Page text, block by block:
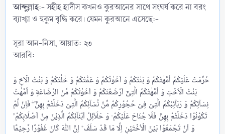
আব্দুল্লাহ:- সহীহ হাদীস কখনও কুরআনের সাথে সংঘর্ষ করে না বরং
ব্যাখ্যা ও হুকুম বৃদ্ধি করে। যেমন কুরআনে এসেছে:-
‎সূরা আন-নিসা, আয়াত: ২৩
‎আরবি:
بَنٰتُ الۡاُخۡتِ وَ اُمَّهٰتُكُمُ الّٰتِیۡۤ اَرۡضَعۡنَكُمۡ وَ اَخَوٰتُكُمۡ مِّنَ الرَّضَاعَةِ وَ اُمَّهٰتُ
نِسَآئِكُمۡ وَ رَبَآئِبُكُمُ الّٰتِیۡ فِیۡ حُجُوۡرِكُمۡ مِّنۡ نِّسَآئِكُمُ الّٰتِیۡ دَخَلۡتُمۡ بِهِنَّ ۖ فَاِنۡ لَّمۡ
تَكُوۡنُوۡا دَخَلۡتُمۡ بِهِنَّ فَلَا جُنَاحَ عَلَیۡكُمۡ ۫ وَ حَلَآئِلُ اَبۡنَآئِكُمُ الَّذِیۡنَ مِنۡ اَصۡلَابِكُمۡ ۙ
وَ اَنۡ تَجۡمَعُوۡا بَیۡنَ الۡاُخۡتَیۡنِ اِلَّا مَا قَدۡ سَلَفَ ؕ اِنَّ اللّٰهَ كَانَ غَفُوۡرًا رَّحِیۡمًا